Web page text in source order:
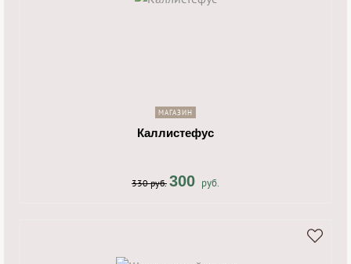
МАГАЗИН
Каллистефус
330 руб. 300 руб.